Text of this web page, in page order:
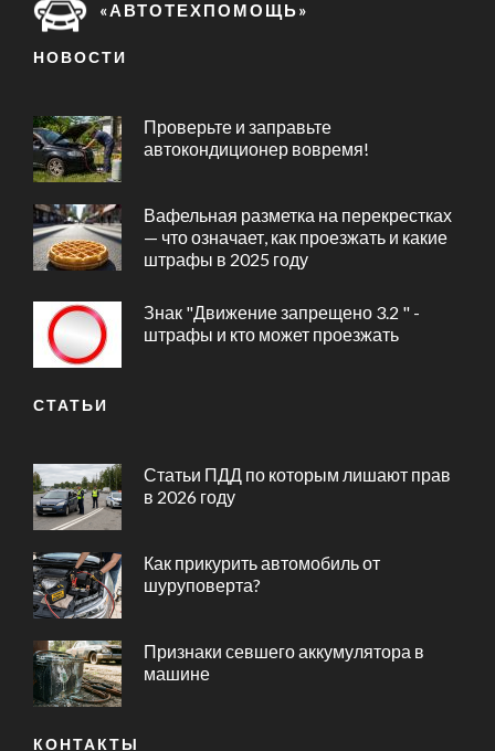
«АВТОТЕХПОМОЩЬ»
НОВОСТИ
Проверьте и заправьте
автокондиционер вовремя!
Вафельная разметка на перекрестках
— что означает, как проезжать и какие
штрафы в 2025 году
Знак "Движение запрещено 3.2 " -
штрафы и кто может проезжать
СТАТЬИ
Статьи ПДД по которым лишают прав
в 2026 году
Как прикурить автомобиль от
шуруповерта?
Признаки севшего аккумулятора в
машине
КОНТАКТЫ